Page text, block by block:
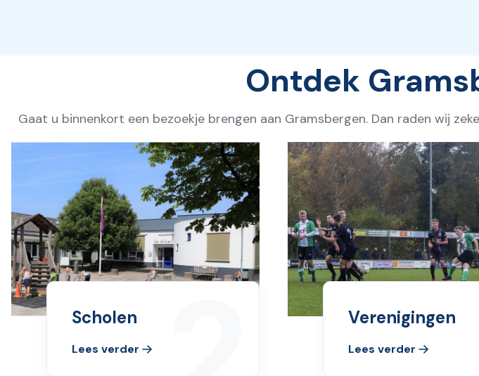
Ontdek
Gaat u binnenkort een bezoekje brengen aan Gramsbergen. Dan raden wij
Scholen
Lees verder
Verenigingen
Lees verder